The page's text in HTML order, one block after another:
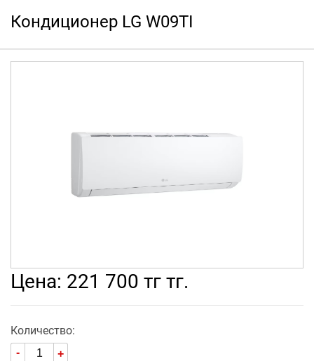
Кондиционер LG W09TI
Цена: 221 700 тг тг.
Количество:
+
-